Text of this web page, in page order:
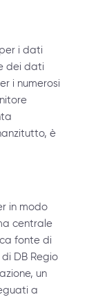
i dati
dei dati
i numerosi
è
in modo
centrale
fonte di
DB Regio
un
a